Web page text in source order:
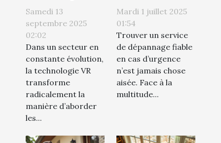
révolutionne
les visites
immobilières ?
Samedi 13
septembre 2025
02:02
Dans un secteur en
constante évolution,
la technologie VR
transforme
radicalement la
manière d’aborder
les...
meilleur service
de dépannage
en urgence ?
Mardi 1 juillet 2025
01:54
Trouver un service
de dépannage fiable
en cas d’urgence
n’est jamais chose
aisée. Face à la
multitude...